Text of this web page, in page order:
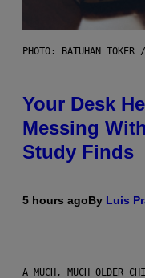
PHOTO: BATUHAN TOKER
Your Desk
Messing
Study Finds
5 hours agoBy Luis
A MUCH, MUCH OLDER